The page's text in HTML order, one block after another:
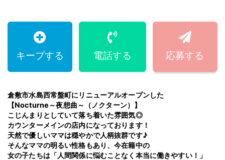
キープする 電話する 応募する
倉敷市水島西常盤町にリニューアルオープンした
【Nocturne～夜想曲～（ノクターン）】
こじんまりとしていて落ち着いた雰囲気◎
カウンターメインの店内になっております！
天然で優しいママは穏やかで人柄抜群です♪
そんなママの明るい性格もあり、今在籍中の
女の子たちは「人間関係に悩むことなく本当に働きやすい！」